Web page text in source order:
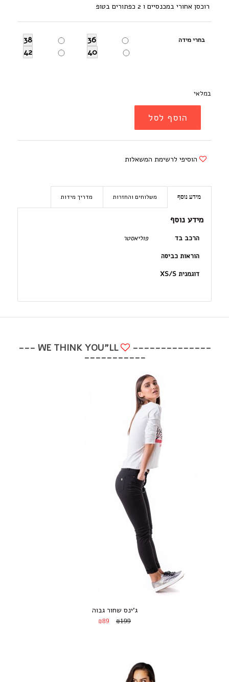
רוכסן אחורי במכנסיים ו 2 כפתורים בטופ
בחרי מידה 36
38
40
42
במלאי
הוסף לסל
הוסיפי לרשימת המשאלות
מידע נוסף משלוחים והחזרות מדריך מידות
מידע נוסף
הרכב בד
פוליאסטר
הוראות כביסה
דוגמנית XS/S
--------------
WE THINK YOU"LL ---
-----------
ג’ינס שחור גבוה
₪199
₪89